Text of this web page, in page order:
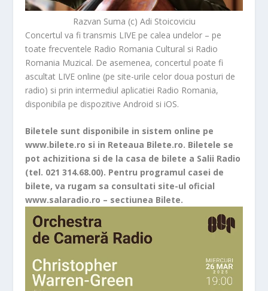
Razvan Suma (c) Adi Stoicoviciu
Concertul va fi transmis LIVE pe calea undelor – pe
toate frecventele Radio Romania Cultural si Radio
Romania Muzical. De asemenea, concertul poate fi
ascultat LIVE online (pe site-urile celor doua posturi de
radio) si prin intermediul aplicatiei Radio Romania,
disponibila pe dispozitive Android si iOS.
Biletele sunt disponibile in sistem online pe
www.bilete.ro si in Reteaua Bilete.ro. Biletele se
pot achizitiona si de la casa de bilete a Salii Radio
(tel. 021 314.68.00). Pentru programul casei de
bilete, va rugam sa consultati site-ul oficial
www.salaradio.ro – sectiunea Bilete.